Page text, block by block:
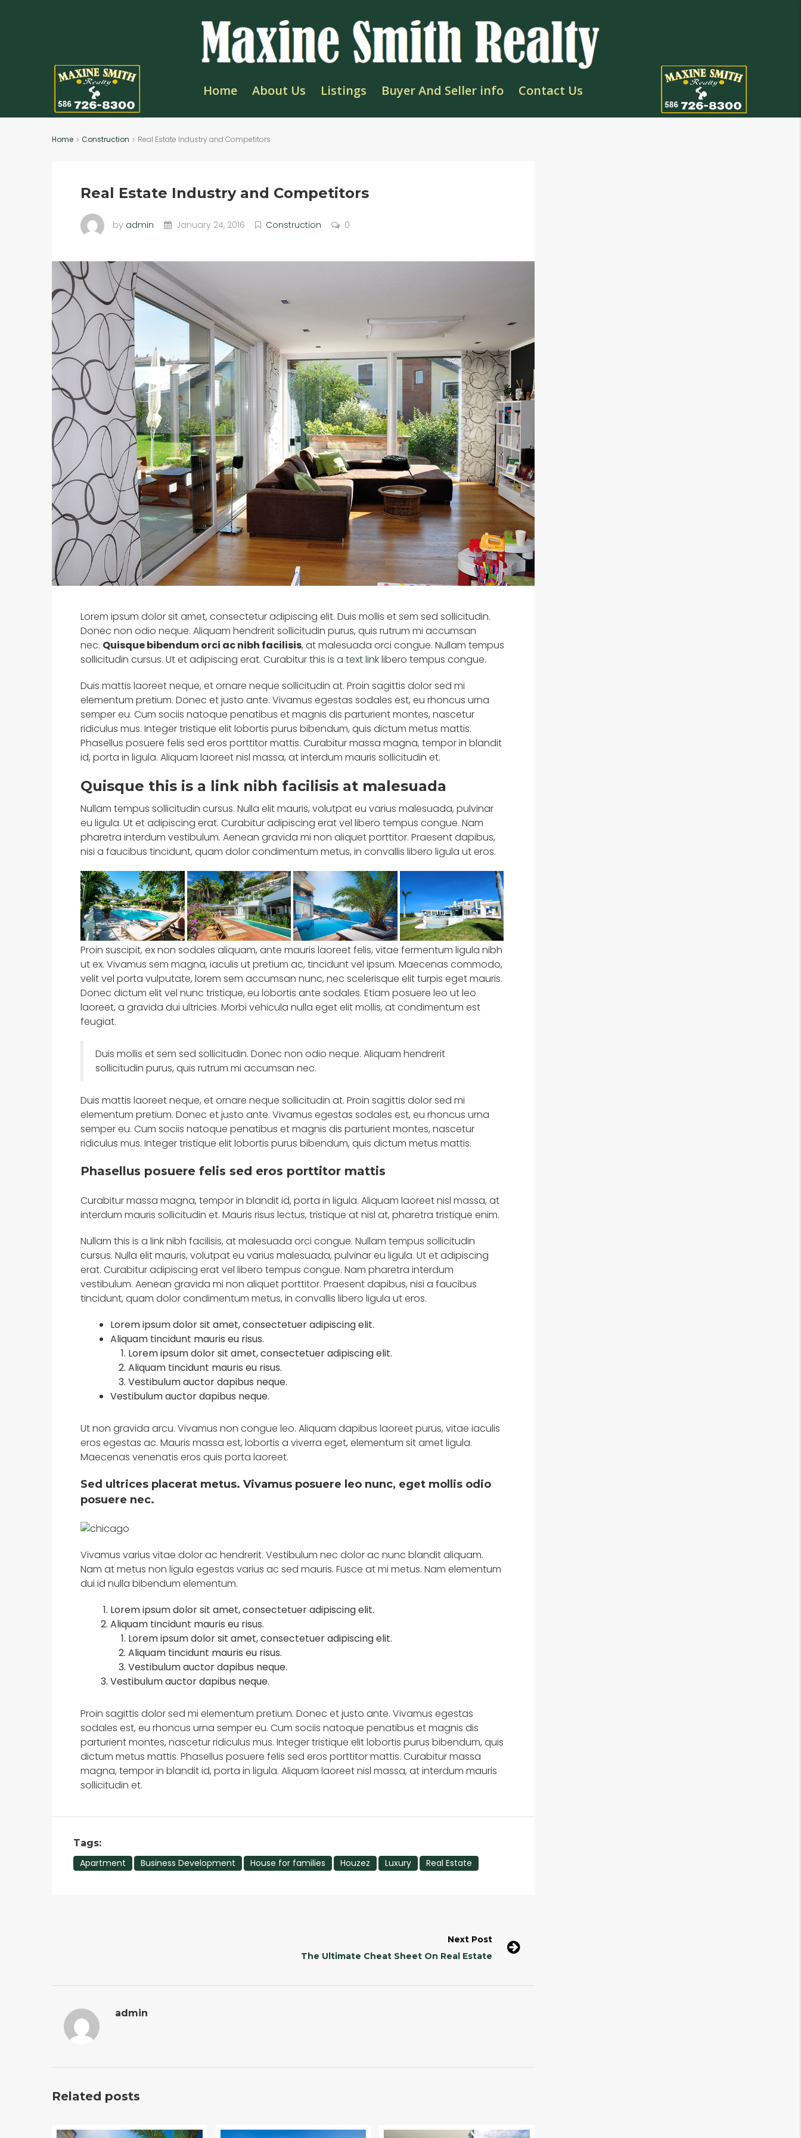
Home About Us Listings Buyer And Seller info Contact Us
Home Construction Real Estate Industry and Competitors
Real Estate Industry and Competitors
by admin January 24, 2016 Construction 0
Lorem ipsum dolor sit amet, consectetur adipiscing elit. Duis mollis et sem sed sollicitudin.
Donec non odio neque. Aliquam hendrerit sollicitudin purus, quis rutrum mi accumsan
nec. Quisque bibendum orci ac nibh facilisis, at malesuada orci congue. Nullam tempus
sollicitudin cursus. Ut et adipiscing erat. Curabiturthis is a text linklibero tempus congue.
Duis mattis laoreet neque, et ornare neque sollicitudin at. Proin sagittis dolor sed mi
elementum pretium. Donec et justo ante. Vivamus egestas sodales est, eu rhoncus urna
semper eu. Cum sociis natoque penatibus et magnis dis parturient montes, nascetur
ridiculus mus. Integer tristique elit lobortis purus bibendum, quis dictum metus mattis.
Phasellus posuere felis sed eros porttitor mattis. Curabitur massa magna, tempor in blandit
id, porta in ligula. Aliquam laoreet nisl massa, at interdum mauris sollicitudin et.
Quisque this is a link nibh facilisis at malesuada
Nullam tempus sollicitudin cursus. Nulla elit mauris, volutpat eu varius malesuada, pulvinar
eu ligula. Ut et adipiscing erat. Curabitur adipiscing erat vel libero tempus congue. Nam
pharetra interdum vestibulum. Aenean gravida mi non aliquet porttitor. Praesent dapibus,
nisi a faucibus tincidunt, quam dolor condimentum metus, in convallis libero ligula ut eros.
Proin suscipit, ex non sodales aliquam, ante mauris laoreet felis, vitae fermentum ligula nibh
ut ex. Vivamus sem magna, iaculis ut pretium ac, tincidunt vel ipsum. Maecenas commodo,
velit vel porta vulputate, lorem sem accumsan nunc, nec scelerisque elit turpis eget mauris.
Donec dictum elit vel nunc tristique, eu lobortis ante sodales. Etiam posuere leo ut leo
laoreet, a gravida dui ultricies. Morbi vehicula nulla eget elit mollis, at condimentum est
feugiat.
Duis mollis et sem sed sollicitudin. Donec non odio neque. Aliquam hendrerit
sollicitudin purus, quis rutrum mi accumsan nec.
Duis mattis laoreet neque, et ornare neque sollicitudin at. Proin sagittis dolor sed mi
elementum pretium. Donec et justo ante. Vivamus egestas sodales est, eu rhoncus urna
semper eu. Cum sociis natoque penatibus et magnis dis parturient montes, nascetur
ridiculus mus. Integer tristique elit lobortis purus bibendum, quis dictum metus mattis.
Phasellus posuere felis sed eros porttitor mattis
Curabitur massa magna, tempor in blandit id, porta in ligula. Aliquam laoreet nisl massa, at
interdum mauris sollicitudin et. Mauris risus lectus, tristique at nisl at, pharetra tristique enim.
Nullam this is a link nibh facilisis, at malesuada orci congue. Nullam tempus sollicitudin
cursus. Nulla elit mauris, volutpat eu varius malesuada, pulvinar eu ligula. Ut et adipiscing
erat. Curabitur adipiscing erat vel libero tempus congue. Nam pharetra interdum
vestibulum. Aenean gravida mi non aliquet porttitor. Praesent dapibus, nisi a faucibus
tincidunt, quam dolor condimentum metus, in convallis libero ligula ut eros.
Lorem ipsum dolor sit amet, consectetuer adipiscing elit.
Aliquam tincidunt mauris eu risus.
Lorem ipsum dolor sit amet, consectetuer adipiscing elit.
Aliquam tincidunt mauris eu risus.
Vestibulum auctor dapibus neque.
Vestibulum auctor dapibus neque.
Ut non gravida arcu. Vivamus non congue leo. Aliquam dapibus laoreet purus, vitae iaculis
eros egestas ac. Mauris massa est, lobortis a viverra eget, elementum sit amet ligula.
Maecenas venenatis eros quis porta laoreet.
Sed ultrices placerat metus. Vivamus posuere leo nunc, eget mollis odio
posuere nec.
Vivamus varius vitae dolor ac hendrerit. Vestibulum nec dolor ac nunc blandit aliquam.
Nam at metus non ligula egestas varius ac sed mauris. Fusce at mi metus. Nam elementum
dui id nulla bibendum elementum.
Lorem ipsum dolor sit amet, consectetuer adipiscing elit.
Aliquam tincidunt mauris eu risus.
Lorem ipsum dolor sit amet, consectetuer adipiscing elit.
Aliquam tincidunt mauris eu risus.
Vestibulum auctor dapibus neque.
Vestibulum auctor dapibus neque.
Proin sagittis dolor sed mi elementum pretium. Donec et justo ante. Vivamus egestas
sodales est, eu rhoncus urna semper eu. Cum sociis natoque penatibus et magnis dis
parturient montes, nascetur ridiculus mus. Integer tristique elit lobortis purus bibendum, quis
dictum metus mattis. Phasellus posuere felis sed eros porttitor mattis. Curabitur massa
magna, tempor in blandit id, porta in ligula. Aliquam laoreet nisl massa, at interdum mauris
sollicitudin et.
Tags:
Apartment Business Development House for families Houzez Luxury Real Estate
Next Post
The Ultimate Cheat Sheet On Real Estate
admin
Related posts